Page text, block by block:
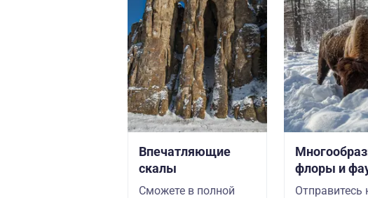
Впечатляющие
скалы
Сможете в полной
флоры и
Отправитесь